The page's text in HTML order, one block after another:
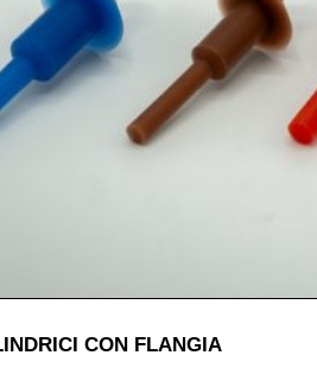
CON FLANGIA